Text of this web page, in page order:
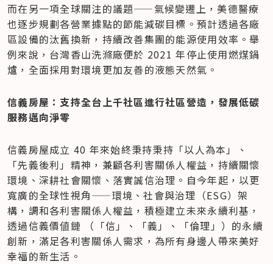
而在另一項全球關注的議題——氣候變遷上，美德醫療
也逐步規劃各營業據點的節能減碳目標。預計透過各廠
區設備的汰舊換新，持續改善集團的能源使用效率。舉
例來說，台灣香山洗滌廠便於 2021 年停止使用燃煤鍋
爐，全面採用對環境更加友善的液態天然氣。
信義房屋：支持全台上千社區進行社區營造，發展低碳
服務邁向淨零
信義房屋成立 40 年來始終秉持秉持「以人為本」、
「先義後利」精神，兼顧各利害關係人權益，持續關懷
環境、深耕社會關懷、落實誠信治理。自今年起，以更
寬廣的全球性視角——環境、社會與治理（ESG）架
構，調和各利害關係人權益，積極建立未來永續利基，
透過信義價値鏈 （「信」、「義」、「倫理」）的永續
創新，滿足各利害關係人需求，為所有身邊人帶來美好
幸福的新生活。